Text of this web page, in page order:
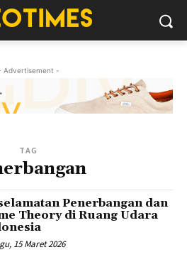
Advertisement -
TAG
Penerbangan dan
Theory di Ruang Udara
15 Maret 2026